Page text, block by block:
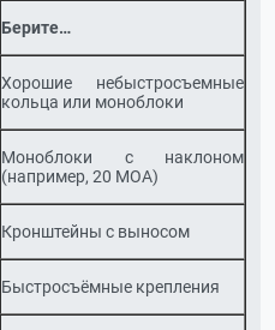
Берите…
Хорошие небыстросъемные
кольца или моноблоки
Моноблоки с наклоном
(например, 20 MOA)
Кронштейны с выносом
Быстросъёмные крепления